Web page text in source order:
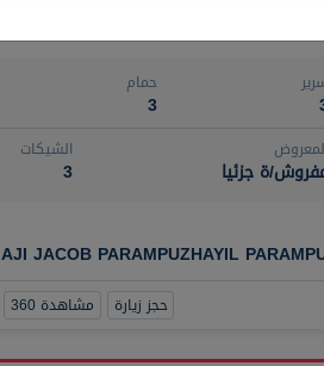
حمام
3
ة جزئيا
الشيكات
3
AJI JACOB PARAMPUZHAYIL
حجز زيارة مشاهدة 360